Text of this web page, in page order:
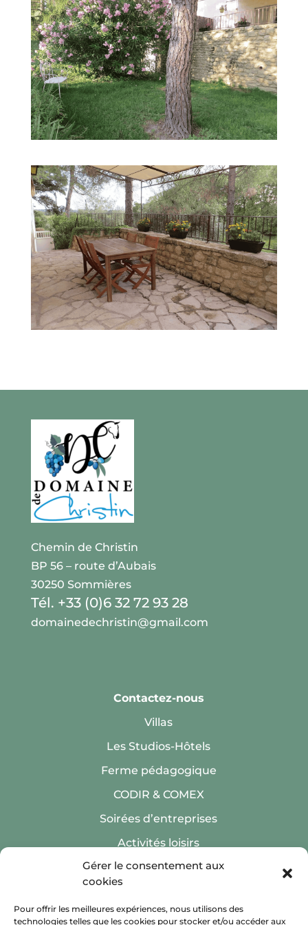
Gérer le consentement aux
cookies
Pour offrir les meilleures expériences, nous utilisons des
technologies telles que les cookies pour stocker et/ou accéder aux
Chemin de Christin
BP 56 – route d’Aubais
30250 Sommières
Tél. +33 (0)6 32 72 93 28
domainedechristin@gmail.com
Contactez-nous
Villas
Les Studios-Hôtels
Ferme pédagogique
CODIR & COMEX
Soirées d’entreprises
Activités loisirs